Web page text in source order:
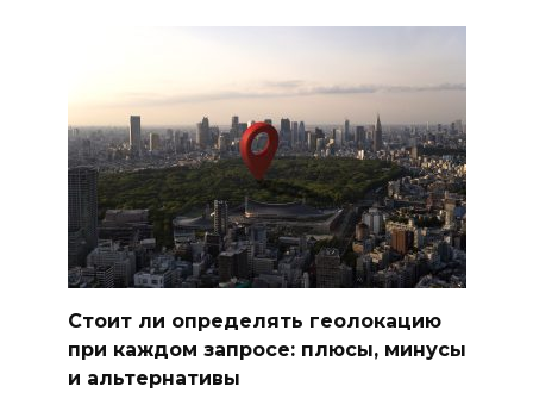
Стоит ли определять геолокацию
при каждом запросе: плюсы, минусы
и альтернативы